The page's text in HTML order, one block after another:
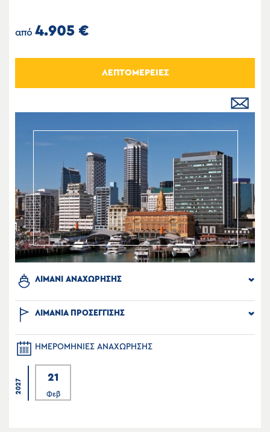
από 4.905 €
ΛΕΠΤΟΜΕΡΕΙΕΣ
ΛΙΜΑΝΙ ΑΝΑΧΩΡΗΣΗΣ
ΛΙΜΑΝΙΑ ΠΡΟΣΕΓΓΙΣΗΣ
ΗΜΕΡΟΜΗΝΙΕΣ ΑΝΑΧΩΡΗΣΗΣ
2027
21
Φεβ